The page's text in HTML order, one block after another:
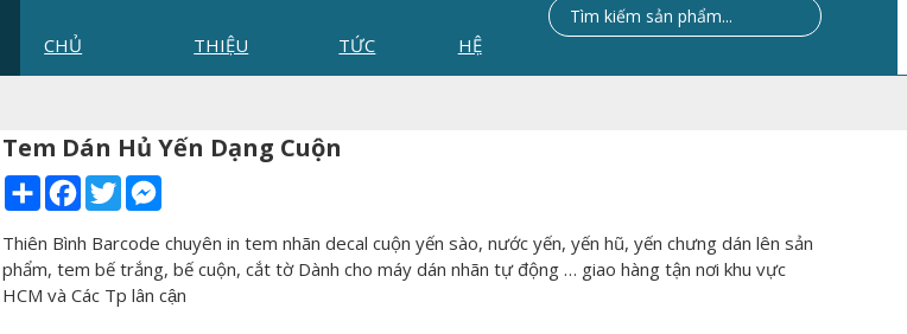
CHỦ THIỆU TỨC HỆ
Tem Dán Hủ Yến Dạng Cuộn
ShareFacebook
Twitter
Thiên Bình Barcode chuyên in tem nhãn decal cuộn yến sào, nước yến, yến hũ, yến chưng dán lên sản
phẩm, tem bế trắng, bế cuộn, cắt tờ Dành cho máy dán nhãn tự động … giao hàng tận nơi khu vực
HCM và Các Tp lân cận